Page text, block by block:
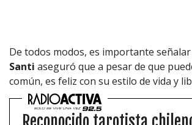
De todos modos, es importante
Santi aseguró que a pesar de que
común, es feliz con su estilo de vida y